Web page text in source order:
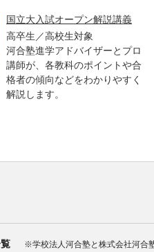
国立大入試オープン解説講義
高卒生／高校生対象
河合塾進学アドバイザーとプロ
講師が、各教科のポイントや合
格者の傾向などをわかりやすく
解説します。
※学校法人河合塾と株式会社河合